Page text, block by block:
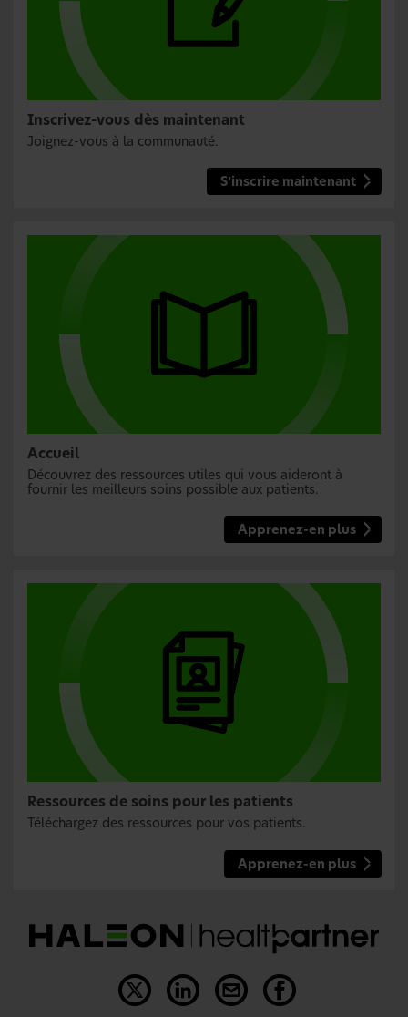
Inscrivez-vous dès maintenant
Joignez-vous à la communauté.
S’inscrire maintenant
Accueil
Découvrez des ressources utiles qui vous aideront à
fournir les meilleurs soins possible aux patients.
Apprenez-en plus
Ressources de soins pour les patients
Téléchargez des ressources pour vos patients.
Apprenez-en plus